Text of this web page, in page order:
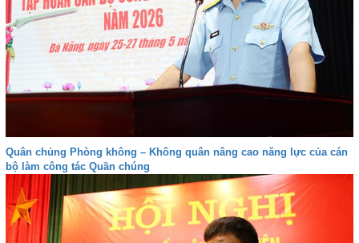
Quân chủng Phòng không – Không quân nâng cao năng lực của cán
bộ làm công tác Quần chúng